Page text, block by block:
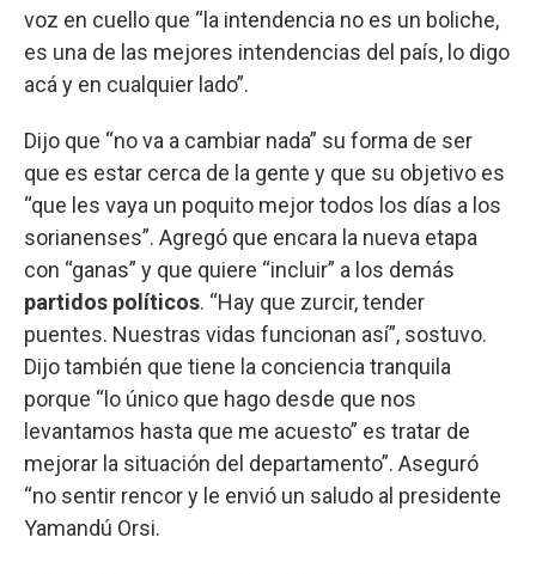
voz en cuello que “la intendencia no es un boliche,
es una de las mejores intendencias del país, lo digo
acá y en cualquier lado”.
Dijo que “no va a cambiar nada” su forma de ser
que es estar cerca de la gente y que su objetivo es
“que les vaya un poquito mejor todos los días a los
sorianenses”. Agregó que encara la nueva etapa
con “ganas” y que quiere “incluir” a los demás
partidos políticos. “Hay que zurcir, tender
puentes. Nuestras vidas funcionan así”, sostuvo.
Dijo también que tiene la conciencia tranquila
porque “lo único que hago desde que nos
levantamos hasta que me acuesto” es tratar de
mejorar la situación del departamento”. Aseguró
“no sentir rencor y le envió un saludo al presidente
Yamandú Orsi.